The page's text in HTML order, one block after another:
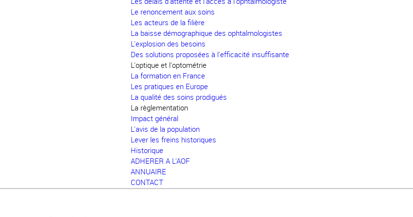
Le renoncement aux soins
Les acteurs de la filière
La baisse démographique des ophtalmologistes
L'explosion des besoins
Des solutions proposées à l'efficacité insuffisante
L'optique et l'optométrie
La formation en France
Les pratiques en Europe
La qualité des soins prodigués
La règlementation
Impact général
L'avis de la population
Lever les freins historiques
Historique
ADHERER A L'AOF
ANNUAIRE
CONTACT